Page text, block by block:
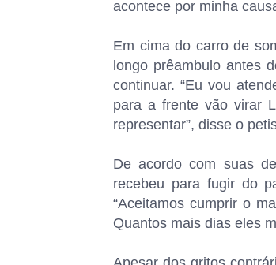
acontece por minha
Em cima do carro de
longo prêambulo antes
continuar. “Eu vou
para a frente vão virar
representar”, disse o
De acordo com suas
recebeu para fugir do
“Aceitamos cumprir o
Quantos mais dias eles